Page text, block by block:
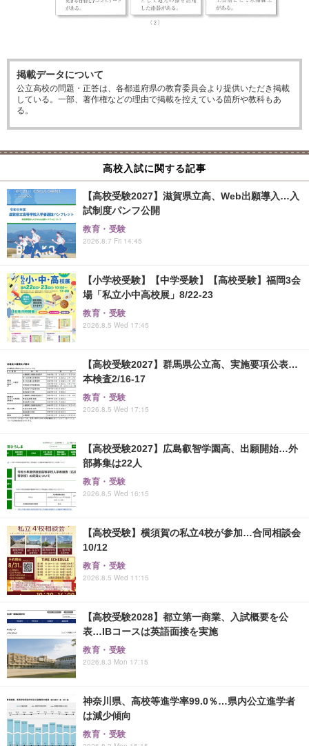
掲載データについて
公立高校の問題・正答は、各都道府県の教育委員会より提供いただき掲載
している。一部、著作権などの理由で掲載を控えている箇所や教科もあ
る。
高校入試に関する記事
【高校受験2027】滋賀県立高、Web出願導入…入
試制度パンフ公開
教育・受験
2026.8.7 Fri 14:45
【小学校受験】【中学受験】【高校受験】福岡3会
場「私立小中高校展」8/22-23
教育・受験
2026.8.5 Wed 17:45
【高校受験2027】群馬県公立高、実施要項公表…
本検査2/16-17
教育・受験
2026.8.5 Wed 17:15
【高校受験2027】広島叡智学園高、出願開始…外
部募集は22人
教育・受験
2026.8.5 Wed 16:15
【高校受験】横須賀の私立4校が参加…合同相談会
10/12
教育・受験
2026.8.5 Wed 11:15
【高校受験2028】都立第一商業、入試概要を公
表…IBコースは英語面接を実施
教育・受験
2026.8.3 Mon 17:15
神奈川県、高校等進学率99.0％…県内公立進学者
は減少傾向
教育・受験